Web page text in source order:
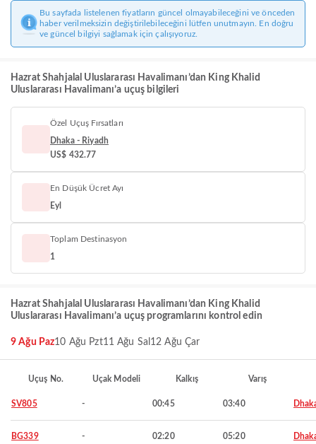
Bu sayfada listelenen fiyatların güncel olmayabileceğini ve önceden
haber verilmeksizin değiştirilebileceğini lütfen unutmayın. En doğru
ve güncel bilgiyi sağlamak için çalışıyoruz.
Hazrat Shahjalal Uluslararası Havalimanı’dan King Khalid
Uluslararası Havalimanı’a uçuş bilgileri
Özel Uçuş Fırsatları
Dhaka - Riyadh
US$ 432.77
En Düşük Ücret Ayı
Eyl
Toplam Destinasyon
1
Hazrat Shahjalal Uluslararası Havalimanı’dan King Khalid
Uluslararası Havalimanı’a uçuş programlarını kontrol edin
9 Ağu Paz10 Ağu Pzt11 Ağu Sal 12 Ağu Çar
Uçuş No. Uçak Modeli Kalkış Varış
SV805 - 00:45 03:40
BG339 - 02:20 05:20